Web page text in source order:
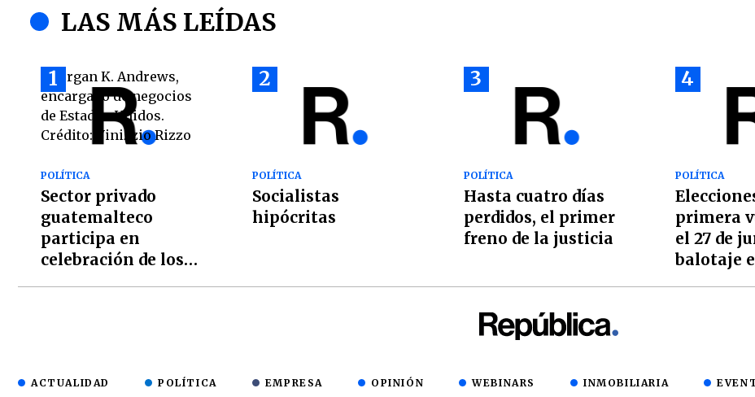
LAS MÁS LEÍDAS
1
POLÍTICA
Sector privado
guatemalteco
participa en
celebración de los
2
POLÍTICA
Socialistas
hipócritas
3
POLÍTICA
Hasta cuatro días
perdidos, el primer
freno de la justicia
4
POLÍTICA
primera
el 27 de
balotaje
ACTUALIDAD POLÍTICA EMPRESA OPINIÓN WEBINARS INMOBILIARIA